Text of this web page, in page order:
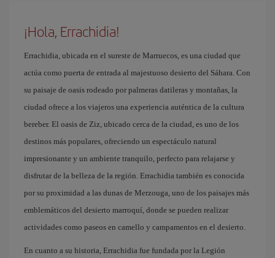
¡Hola, Errachidia!
Errachidia, ubicada en el sureste de Marruecos, es una ciudad que
actúa como puerta de entrada al majestuoso desierto del Sáhara. Con
su paisaje de oasis rodeado por palmeras datileras y montañas, la
ciudad ofrece a los viajeros una experiencia auténtica de la cultura
bereber. El oasis de Ziz, ubicado cerca de la ciudad, es uno de los
destinos más populares, ofreciendo un espectáculo natural
impresionante y un ambiente tranquilo, perfecto para relajarse y
disfrutar de la belleza de la región. Errachidia también es conocida
por su proximidad a las dunas de Merzouga, uno de los paisajes más
emblemáticos del desierto marroquí, donde se pueden realizar
actividades como paseos en camello y campamentos en el desierto.
En cuanto a su historia, Errachidia fue fundada por la Legión